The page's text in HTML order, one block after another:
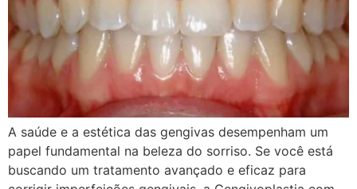
A saúde e a estética das gengivas desempenham um
papel fundamental na beleza do sorriso. Se você está
buscando um tratamento avançado e eficaz para